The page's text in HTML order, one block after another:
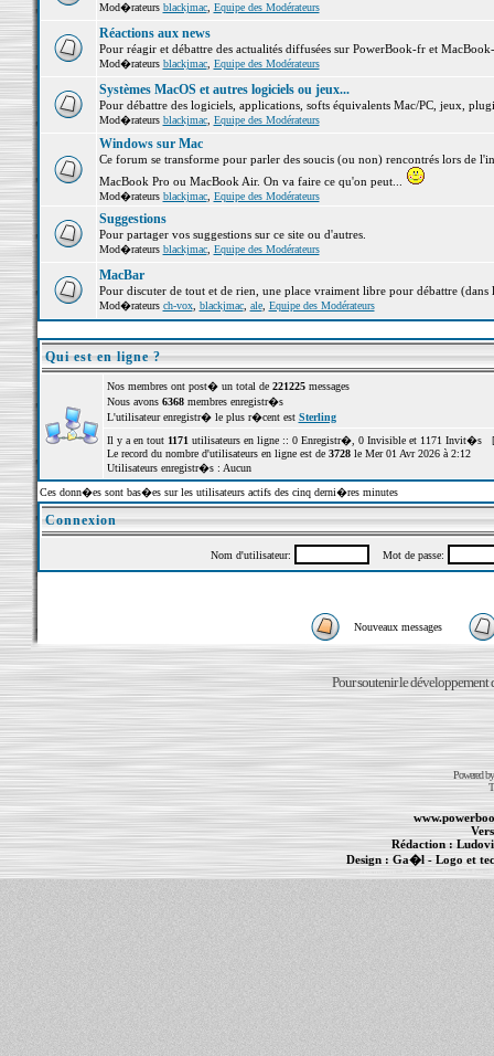
Mod�rateurs blackjmac, Equipe des Modérateurs
Réactions aux news
Pour réagir et débattre des actualités diffusées sur PowerBook-fr et
Mod�rateurs blackjmac, Equipe des Modérateurs
Systèmes MacOS et autres logiciels ou jeux...
Pour débattre des logiciels, applications, softs équivalents Mac/PC, jeux,
Mod�rateurs blackjmac, Equipe des Modérateurs
Windows sur Mac
Ce forum se transforme pour parler des soucis (ou non) rencontrés lors de
MacBook Pro ou MacBook Air. On va faire ce qu'on peut...
Mod�rateurs blackjmac, Equipe des Modérateurs
Suggestions
Pour partager vos suggestions sur ce site ou d'autres.
Mod�rateurs blackjmac, Equipe des Modérateurs
MacBar
Pour discuter de tout et de rien, une place vraiment libre pour débattre (dans
Mod�rateurs ch-vox, blackjmac, ale, Equipe des Modérateurs
Qui est en ligne ?
Nos membres ont post� un total de 221225messages
Nous avons 6368membres enregistr�s
L'utilisateur enregistr� le plus r�cent est Sterling
Il y a en tout 1171 utilisateurs en ligne :: 0 Enregistr�, 0 Invisible et 1171 Invit�s
Le record du nombre d'utilisateurs en ligne est de 3728le Mer 01 Avr 2026 à 2:12
Utilisateurs enregistr�s : Aucun
Ces donn�es sont bas�es sur les utilisateurs actifs des cinq derni�res minutes
Connexion
Nom d'utilisateur: Mot de passe:
Nouveaux messages
Pour soutenir le développement
Powered
Rédaction :
Design : Ga�l- Logo et